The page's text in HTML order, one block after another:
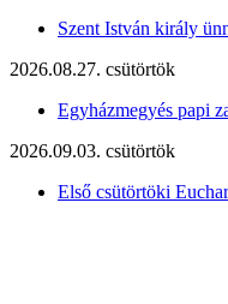
Szent István király
2026.08.27. csütörtök
Egyházmegyés papi
2026.09.03. csütörtök
Első csütörtöki